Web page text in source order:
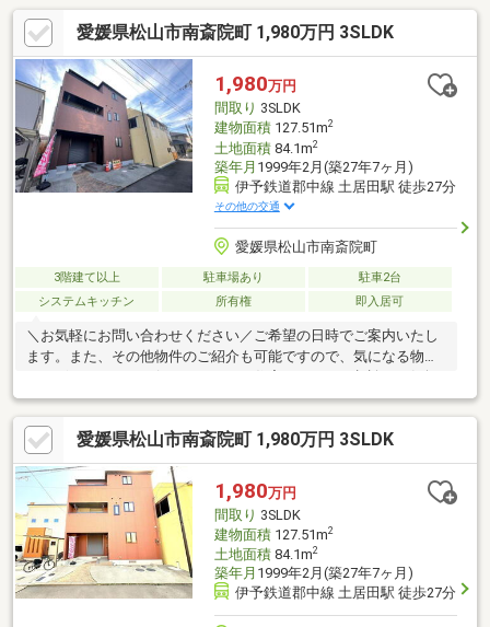
愛媛県松山市南斎院町 1,980万円 3SLDK
1,980万円
間取り 3SLDK
建物面積127.51m2
土地面積84.1m2
築年月 1999年2月(築27年7ヶ月)
伊予鉄道郡中線 土居田駅 徒歩27分
その他の交通
愛媛県松山市南斎院町
3階建て以上 駐車場あり
駐車2台
システムキッチン
所有権 即入居可
＼お気軽にお問い合わせください／ご希望の日時でご案内いたし
ます。また、その他物件のご紹介も可能ですので、気になる物件
にどうぞ。・大手ハウスメーカー建築の美邸・LDKは21.5帖の大
空間・生活便利な立地でありながら閑静な住宅街・リノベーショ
ン済で即入居可・普通車１台+軽１台駐車可
愛媛県松山市南斎院町 1,980万円 3SLDK
1,980万円
間取り 3SLDK
建物面積127.51m2
土地面積84.1m2
築年月 1999年2月(築27年7ヶ月)
伊予鉄道郡中線 土居田駅 徒歩27分